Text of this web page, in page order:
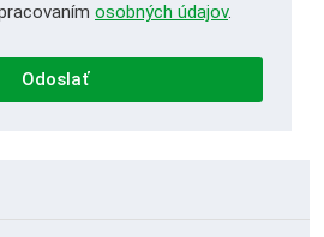
osobných údajov.
Odoslať